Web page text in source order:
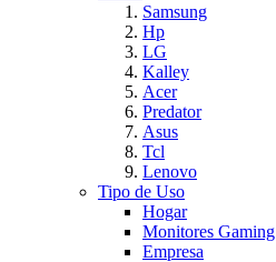
Samsung
Hp
LG
Kalley
Acer
Predator
Asus
Tcl
Lenovo
Tipo de Uso
Hogar
Monitores Gaming
Empresa